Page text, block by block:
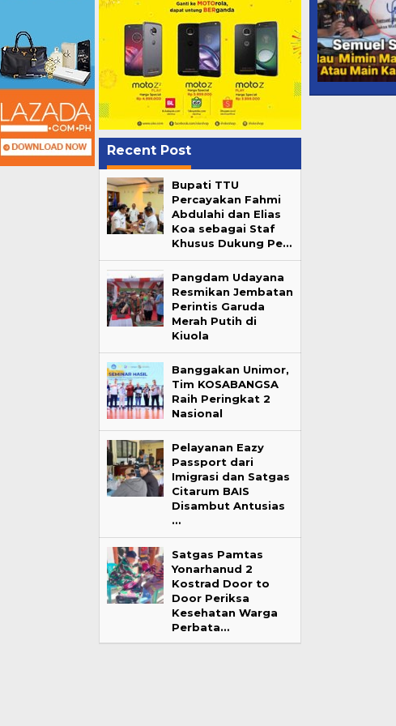
Recent Post
Bupati TTU
Percayakan Fahmi
Abdulahi dan Elias
Koa sebagai Staf
Khusus Dukung Pe…
Pangdam Udayana
Resmikan Jembatan
Perintis Garuda
Merah Putih di
Kiuola
Banggakan Unimor,
Tim KOSABANGSA
Raih Peringkat 2
Nasional
Pelayanan Eazy
Passport dari
Imigrasi dan Satgas
Citarum BAIS
Disambut Antusias
…
Satgas Pamtas
Yonarhanud 2
Kostrad Door to
Door Periksa
Kesehatan Warga
Perbata…